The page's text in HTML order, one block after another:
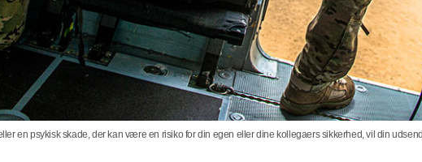
en psykisk skade, der kan være en risiko for din egen eller dine kollegaers sikkerhed, vil din